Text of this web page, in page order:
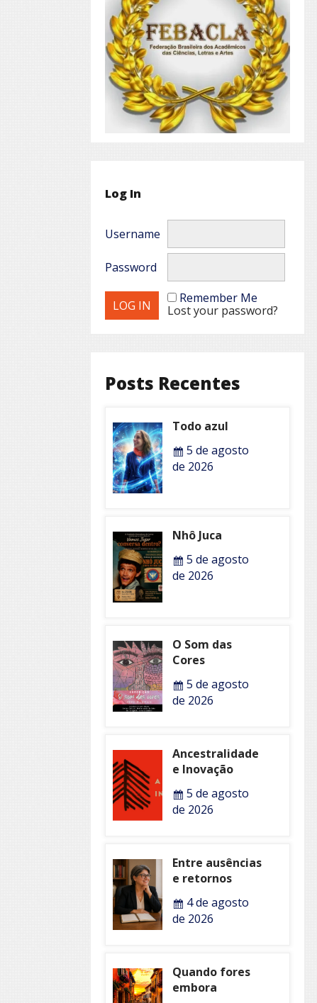
Log In
Username
Password
Remember Me
Lost your password?
Posts Recentes
Todo azul
5 de agosto
de 2026
Nhô Juca
5 de agosto
de 2026
O Som das
Cores
5 de agosto
de 2026
Ancestralidade
e Inovação
5 de agosto
de 2026
Entre ausências
e retornos
4 de agosto
de 2026
Quando fores
embora